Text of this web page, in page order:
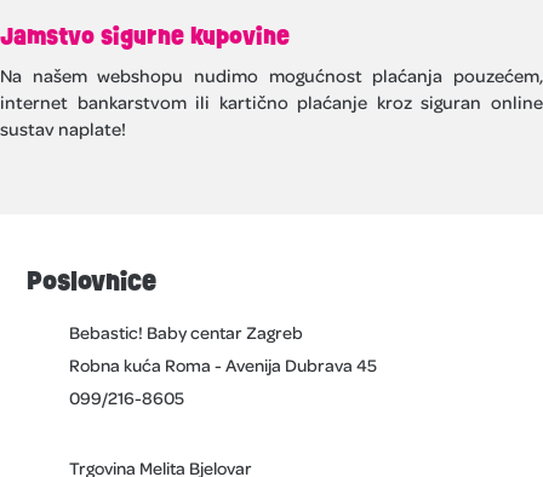
Jamstvo sigurne kupovine
Na našem webshopu nudimo mogućnost plaćanja pouzećem,
internet bankarstvom ili kartično plaćanje kroz siguran online
sustav naplate!
Poslovnice
Bebastic! Baby centar Zagreb
Robna kuća Roma - Avenija Dubrava 45
099/216-8605
Trgovina Melita Bjelovar